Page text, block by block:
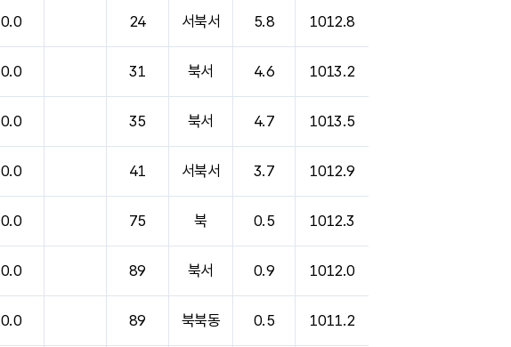
0.0 24 서북서 5.8 1012.8
0.0 31 북서 4.6 1013.2
0.0 35 북서 4.7 1013.5
0.0 41 서북서 3.7 1012.9
0.0 75 북 0.5 1012.3
0.0 89 북서 0.9 1012.0
0.0 89 북북동 0.5 1011.2